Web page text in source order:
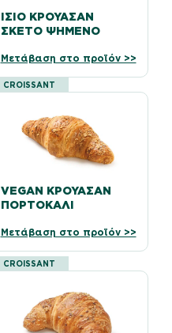
ΊΣΙΟ ΚΡΟΥΑΣΆΝ
ΣΚΈΤΟ ΨΗΜΈΝΟ
Μετάβαση στο προϊόν >>
CROISSANT
VEGAN ΚΡΟΥΑΣΆΝ
ΠΟΡΤΟΚΆΛΙ
Μετάβαση στο προϊόν >>
CROISSANT